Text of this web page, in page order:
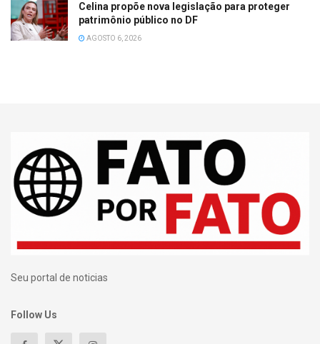
Celina propõe nova legislação para proteger
patrimônio público no DF
AGOSTO 6, 2026
Seu portal de noticias
Follow Us